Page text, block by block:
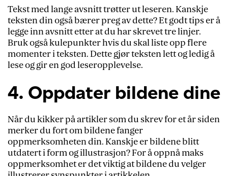
Tekst med lange avsnitt trøtter ut leseren. Kanskje
teksten din også bærer preg av dette? Et godt tips er å
legge inn avsnitt etter at du har skrevet tre linjer.
Bruk også kulepunkter hvis du skal liste opp flere
momenter i teksten. Dette gjør teksten lett og ledig å
lese og gir en god leseropplevelse.
4. Oppdater bildene dine
Når du kikker på artikler som du skrev for et år siden
merker du fort om bildene fanger
oppmerksomheten din. Kanskje er bildene blitt
utdatert i form og illustrasjon? For å oppnå maks
oppmerksomhet er det viktig at bildene du velger